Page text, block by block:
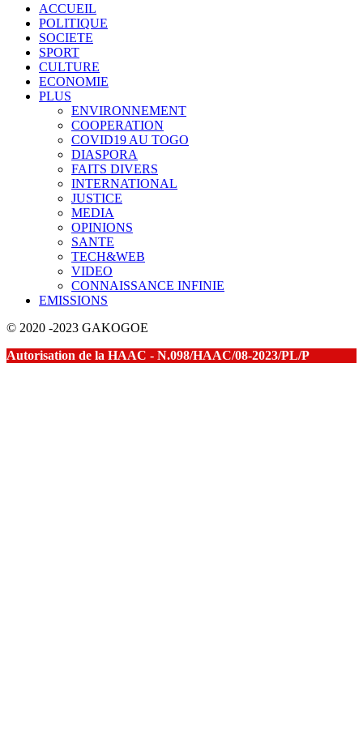
ACCUEIL
POLITIQUE
SOCIETE
SPORT
CULTURE
ECONOMIE
PLUS
ENVIRONNEMENT
COOPERATION
COVID19 AU TOGO
DIASPORA
FAITS DIVERS
INTERNATIONAL
JUSTICE
MEDIA
OPINIONS
SANTE
TECH&WEB
VIDEO
CONNAISSANCE INFINIE
EMISSIONS
© 2020 -2023 GAKOGOE
Autorisation de la HAAC - N.098/HAAC/08-2023/PL/P